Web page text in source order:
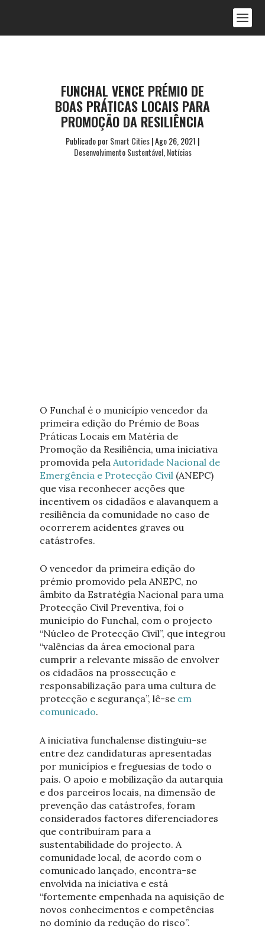
FUNCHAL VENCE PRÉMIO DE
BOAS PRÁTICAS LOCAIS PARA
PROMOÇÃO DA RESILIÊNCIA
Publicado porSmart Cities|Ago 26, 2021 |
Desenvolvimento Sustentável, Notícias
O Funchal é o município vencedor da
primeira edição do Prémio de Boas
Práticas Locais em Matéria de
Promoção da Resiliência, uma iniciativa
promovida pela Autoridade Nacional de
Emergência e Protecção Civil (ANEPC)
que visa reconhecer acções que
incentivem os cidadãos e alavanquem a
resiliência da comunidade no caso de
ocorrerem acidentes graves ou
catástrofes.
O vencedor da primeira edição do
prémio promovido pela ANEPC, no
âmbito da Estratégia Nacional para uma
Protecção Civil Preventiva, foi o
município do Funchal, com o projecto
“Núcleo de Protecção Civil”, que integrou
“valências da área emocional para
cumprir a relevante missão de envolver
os cidadãos na prossecução e
responsabilização para uma cultura de
protecção e segurança”, lê-se em
comunicado.
A iniciativa funchalense distinguiu-se
entre dez candidaturas apresentadas
por municípios e freguesias de todo o
país. O apoio e mobilização da autarquia
e dos parceiros locais, na dimensão de
prevenção das catástrofes, foram
considerados factores diferenciadores
que contribuíram para a
sustentabilidade do projecto. A
comunidade local, de acordo com o
comunicado lançado, encontra-se
envolvida na iniciativa e está
“fortemente empenhada na aquisição de
novos conhecimentos e competências
no domínio da redução do risco”.